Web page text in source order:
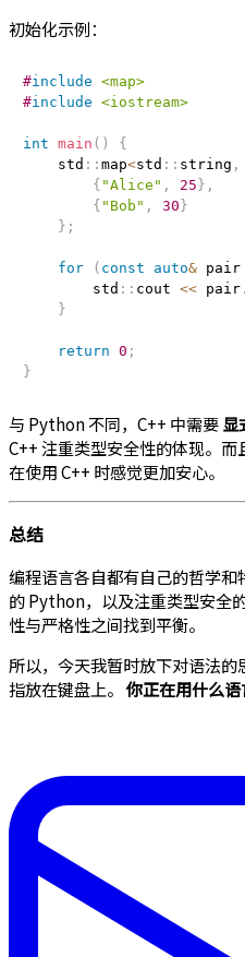
初始化示例：
#include <map>
#include <iostream>
int main ( )
{
    std
:: map<std :: string ,
{ "Alice" , 25} ,
{ "Bob" , 30}
} ;
for ( const auto& pair
        std
:: cout << pair.
}
return 0 ;
}
与 Python 不同，C++ 中需要显
C++ 注重类型安全性的体现。
在使用 C++ 时感觉更加安心。
总结
编程语言各自都有自己的哲学
的 Python，以及注重类型安全
性与严格性之间找到平衡。
所以，今天我暂时放下对语法
指放在键盘上。 你正在用什么语